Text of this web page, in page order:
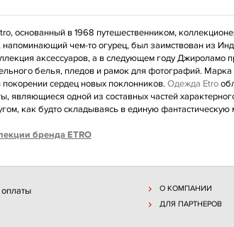
основанный в 1968 путешественником,
напоминающий чем-то огурец, был заимствован из
аксессуаров, а в следующем году Джироламо
белья, пледов и рамок для фотографий.
покорении сердец новых поклонников.Одежда Etro
являющиеся одной из составных частей
как будто складываясь в единую фантастическую
бренда ETRO
О КОМПАНИИ
ДЛЯ ПАРТНЕРОВ